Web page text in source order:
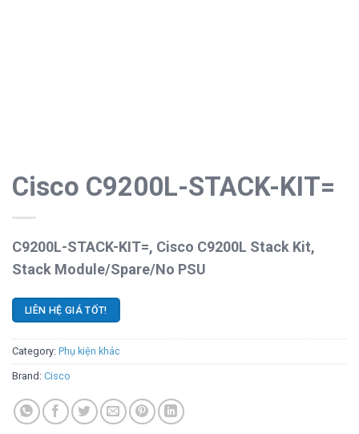
Cisco C9200L-STACK-KIT=
C9200L-STACK-KIT=, Cisco C9200L Stack Kit,
Stack Module/Spare/No PSU
LIÊN HỆ GIÁ TỐT!
Category: Phụ kiện khác
Brand: Cisco